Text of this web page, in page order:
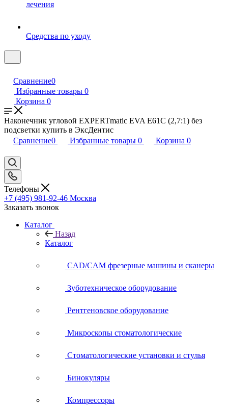
лечения
Средства по уходу
Сравнение0
Избранные товары 0
Корзина 0
Наконечник угловой EXPERTmatic EVA E61C (2,7:1) без
подсветки купить в ЭксДентис
Сравнение0 Избранные товары 0 Корзина 0
Телефоны
+7 (495) 981-92-46 Москва
Заказать звонок
Каталог
Назад
Каталог
CAD/CAM фрезерные машины и сканеры
Зуботехническое оборудование
Рентгеновское оборудование
Микроскопы стоматологические
Стоматологические установки и стулья
Бинокуляры
Компрессоры